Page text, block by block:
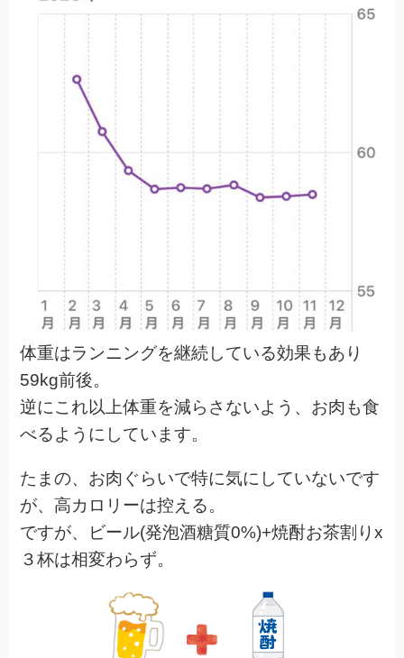
体重はランニングを継続している効果もあり
59kg前後。
逆にこれ以上体重を減らさないよう、お肉も食
べるようにしています。
たまの、お肉ぐらいで特に気にしていないです
が、高カロリーは控える。
ですが、ビール(発泡酒糖質0%)+焼酎お茶割りx
３杯は相変わらず。